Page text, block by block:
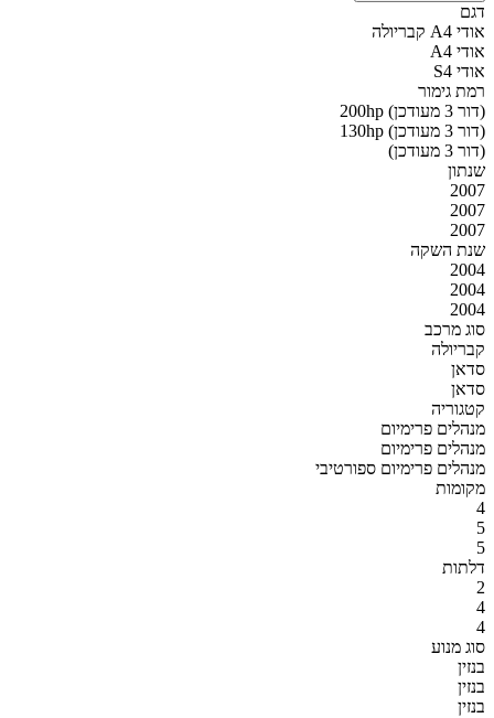
דגם
אודי A4 קבריולה
אודי A4
אודי S4
רמת גימור
200hp (דור 3 מעודכן)
130hp (דור 3 מעודכן)
(דור 3 מעודכן)
שנתון
2007
2007
2007
שנת השקה
2004
2004
2004
סוג מרכב
קבריולה
סדאן
סדאן
קטגוריה
מנהלים פרימיום
מנהלים פרימיום
מנהלים פרימיום ספורטיבי
מקומות
4
5
5
דלתות
2
4
4
סוג מנוע
בנזין
בנזין
בנזין